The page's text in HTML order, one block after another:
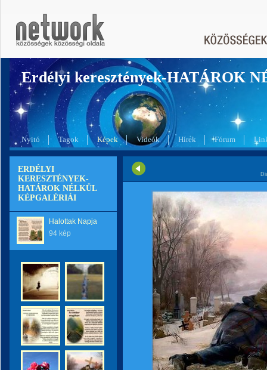
Erdélyi keresztények-HATÁROK
Nyitó Tagok Képek Videók Hírek Fórum
ERDÉLYI
KERESZTÉNYEK-
HATÁROK NÉLKÜL
KÉPGALÉRIÁI
Halottak Napja
94 kép